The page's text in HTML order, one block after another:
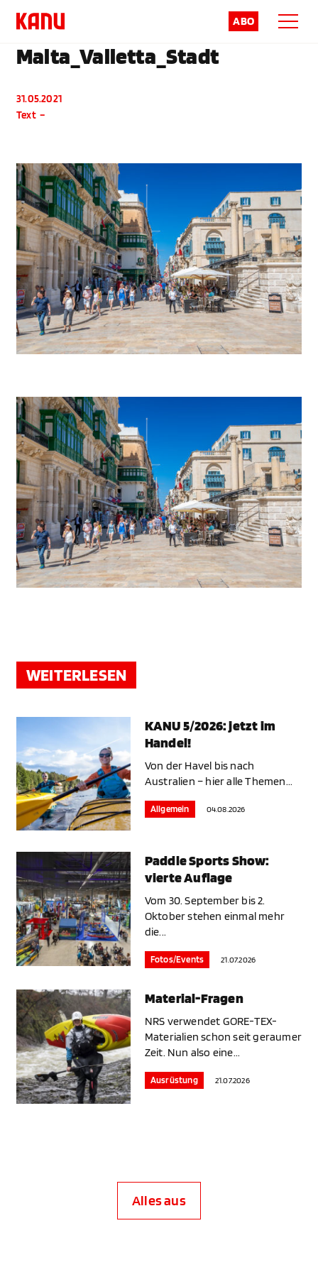
ABO
Malta_Valletta_Stadt
31.05.2021
Text –
WEITERLESEN
KANU 5/2026: jetzt im
Handel!
Von der Havel bis nach
Australien – hier alle Themen...
Allgemein 04.08.2026
Paddle Sports Show:
vierte Auflage
Vom 30. September bis 2.
Oktober stehen einmal mehr
die...
Fotos/Events 21.07.2026
Material-Fragen
NRS verwendet GORE-TEX-
Materialien schon seit geraumer
Zeit. Nun also eine...
Ausrüstung 21.07.2026
Alles aus